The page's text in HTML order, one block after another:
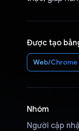
Được tạo
Web/Chrome
Nhóm
Người cập